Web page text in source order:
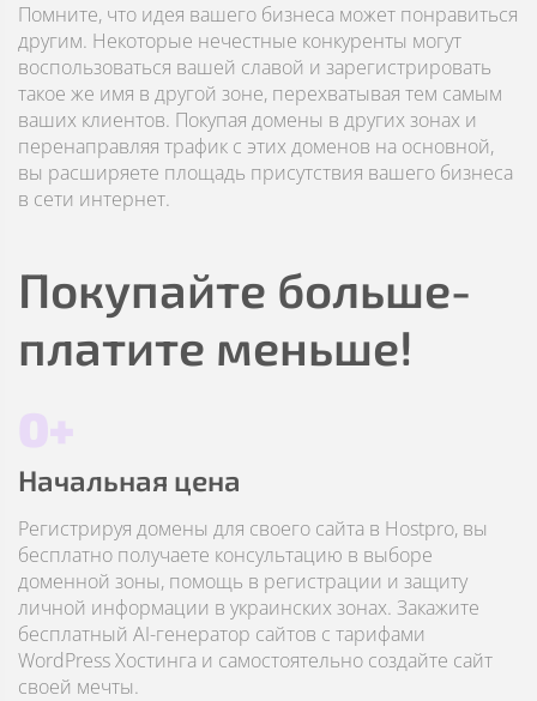
Помните, что идея вашего бизнеса может понравиться
другим. Некоторые нечестные конкуренты могут
воспользоваться вашей славой и зарегистрировать
такое же имя в другой зоне, перехватывая тем самым
ваших клиентов. Покупая домены в других зонах и
перенаправляя трафик с этих доменов на основной,
вы расширяете площадь присутствия вашего бизнеса
в сети интернет.
Покупайте больше-
платите меньше!
0+
Начальная цена
Регистрируя домены для своего сайта в Hostpro, вы
бесплатно получаете консультацию в выборе
доменной зоны, помощь в регистрации и защиту
личной информации в украинских зонах. Закажите
бесплатный AI-генератор сайтов с тарифами
WordPress Хостинга и самостоятельно создайте сайт
своей мечты.